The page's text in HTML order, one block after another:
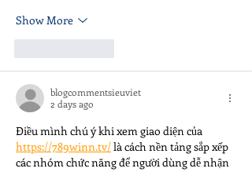
Show More
blogcommentsieuviet
2 days ago
Điều mình chú ý khi xem giao diện của
https://789winn.tv/ là cách nền tảng sắp xếp
các nhóm chức năng để người dùng dễ nhận